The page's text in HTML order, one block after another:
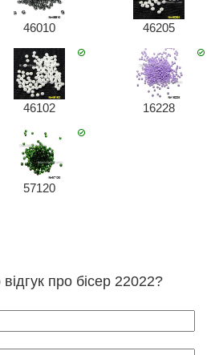
46010 46205
46102 16228
57120
про бісер 22022?